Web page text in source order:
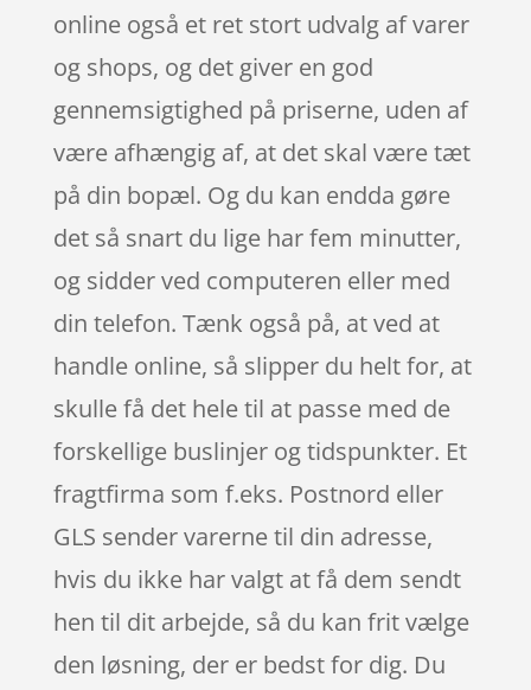
online også et ret stort udvalg af varer
og shops, og det giver en god
gennemsigtighed på priserne, uden af
være afhængig af, at det skal være tæt
på din bopæl. Og du kan endda gøre
det så snart du lige har fem minutter,
og sidder ved computeren eller med
din telefon. Tænk også på, at ved at
handle online, så slipper du helt for, at
skulle få det hele til at passe med de
forskellige buslinjer og tidspunkter. Et
fragtfirma som f.eks. Postnord eller
GLS sender varerne til din adresse,
hvis du ikke har valgt at få dem sendt
hen til dit arbejde, så du kan frit vælge
den løsning, der er bedst for dig. Du